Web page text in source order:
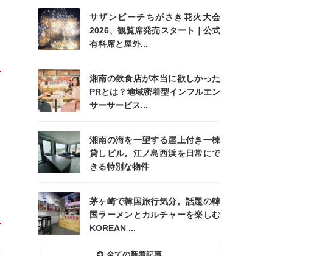
サザンビーチちがさき花火大会
2026、観覧席発売スタート｜公式
有料席と屋外...
湘南の飲食店が本当に欲しかった
PRとは？地域密着型インフルエン
サーサービス...
湘南の海を一望する屋上付き一棟
貸しビル。江ノ島西浜を日常にで
きる特別な物件
茅ヶ崎で韓国旅行気分。話題の韓
国ラーメンとカルチャーを楽しむ
KOREAN ...